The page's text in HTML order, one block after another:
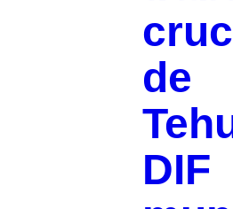
de
DIF